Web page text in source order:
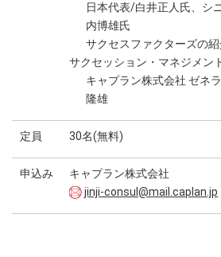
日本代表/白井正人氏、シ
内博雄氏
サクセスファクターズの紹
サクセッション・マネジメン
キャプラン株式会社 ゼネ
隆雄
定員 30名(無料)
申込み
キャプラン株式会社
jinji-consul@mail.caplan.jp